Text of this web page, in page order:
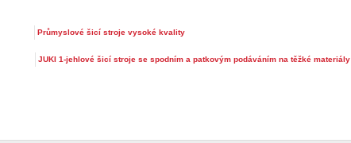
Průmyslové šicí stroje vysoké kvality
JUKI 1-jehlové šicí stroje se spodním a patkovým podáváním na těžké materiály